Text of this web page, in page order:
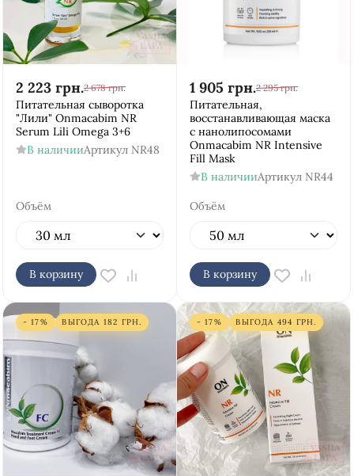
2 223 грн.2 678 грн.
Питательная сыворотка
"Лили" Onmacabim NR
Serum Lili Omega 3+6
В наличииАртикул NR48
Объём
В корзину
1 905 грн.2 295 грн.
Питательная,
восстанавливающая маска
с нанолипосомами
Onmacabim NR Intensive
Fill Mask
В наличииАртикул NR44
Объём
В корзину
- 17% ВЫГОДА 182 ГРН. - 17% ВЫГОДА 494 ГРН.